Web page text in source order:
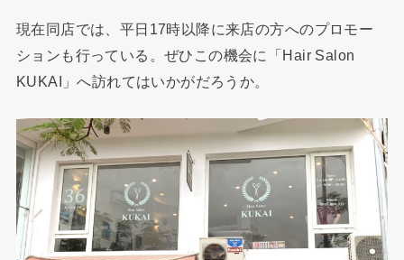
現在同店では、平日17時以降に来店の方へのプロモー
ションも行っている。ぜひこの機会に「Hair Salon
KUKAI」へ訪れてはいかがだろうか。